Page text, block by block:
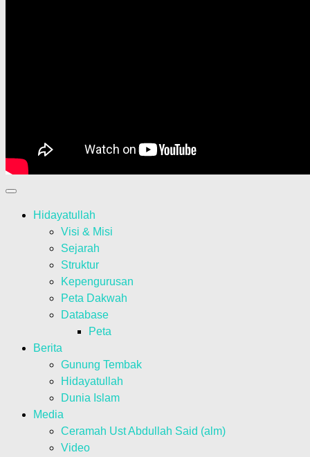
Hidayatullah
Visi & Misi
Sejarah
Struktur
Kepengurusan
Peta Dakwah
Database
Peta
Berita
Gunung Tembak
Hidayatullah
Dunia Islam
Media
Ceramah Ust Abdullah Said (alm)
Video